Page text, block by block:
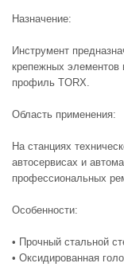
Назначение:
Инструмент
крепежных
профиль TORX.
Область применения:
На станциях
автосервисах и
профессиональных
Особенности:
• Прочный стальной
• Оксидированная